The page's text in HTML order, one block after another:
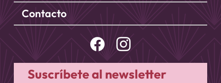
Contacto
Suscríbete al newsletter